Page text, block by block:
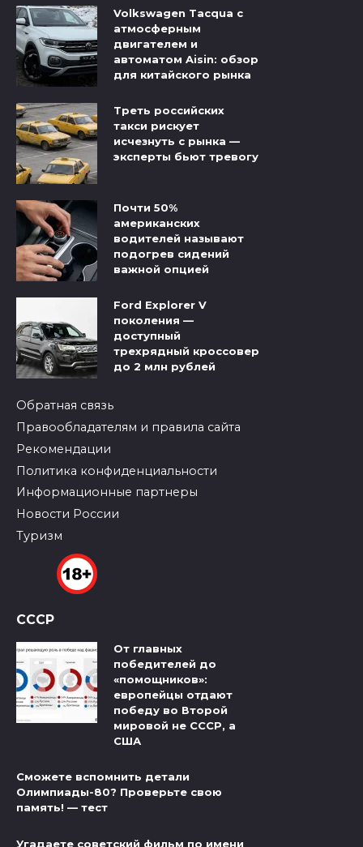
Volkswagen Tacqua с
атмосферным
двигателем и
автоматом Aisin: обзор
для китайского рынка
Треть российских
такси рискует
исчезнуть с рынка —
эксперты бьют тревогу
Почти 50%
американских
водителей называют
подогрев сидений
важной опцией
Ford Explorer V
поколения —
доступный
трехрядный кроссовер
до 2 млн рублей
Обратная связь
Правообладателям и правила сайта
Рекомендации
Политика конфиденциальности
Информационные партнеры
Новости России
Туризм
СССР
От главных
победителей до
«помощников»:
европейцы отдают
победу во Второй
мировой не СССР, а
США
Сможете вспомнить детали
Олимпиады-80? Проверьте свою
память! — тест
Угадаете советский фильм по имени